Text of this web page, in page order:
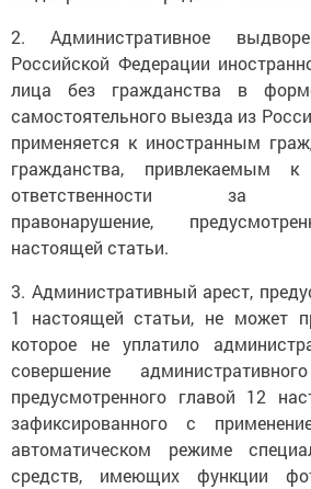
2. Административное
Российской Федерации
лица без гражданства в
самостоятельного выезда из
применяется к иностранным
гражданства, привлекаемым к
ответственности за
правонарушение,
настоящей статьи.
3. Административный арест,
1 настоящей статьи, не может
которое не уплатило
совершение
предусмотренного главой 12
зафиксированного с
автоматическом режиме
средств, имеющих функции